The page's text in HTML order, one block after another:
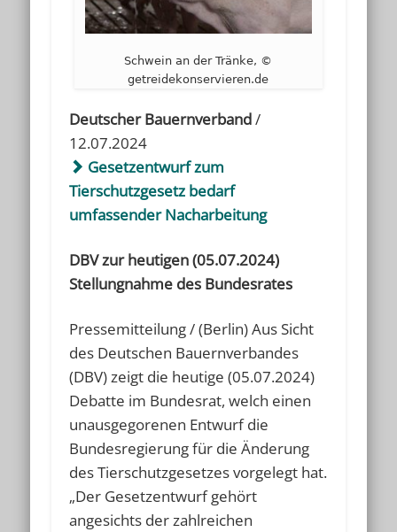
Schwein an der Tränke, ©
getreidekonservieren.de
Deutscher Bauernverband/
12.07.2024
Gesetzentwurf zum
Tierschutzgesetz bedarf
umfassender Nacharbeitung
DBV zur heutigen (05.07.2024)
Stellungnahme des Bundesrates
Pressemitteilung / (Berlin) Aus Sicht
des Deutschen Bauernverbandes
(DBV) zeigt die heutige (05.07.2024)
Debatte im Bundesrat, welch einen
unausgegorenen Entwurf die
Bundesregierung für die Änderung
des Tierschutzgesetzes vorgelegt hat.
„Der Gesetzentwurf gehört
angesichts der zahlreichen